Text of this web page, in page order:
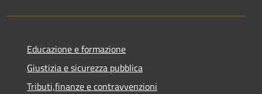
Educazione e formazione
Giustizia e sicurezza pubblica
Tributi,finanze e contravvenzioni